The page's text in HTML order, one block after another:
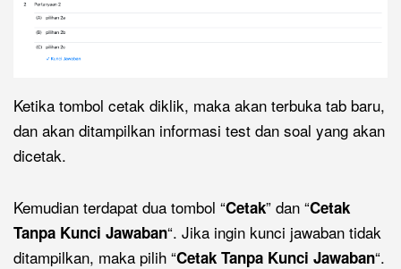
Ketika tombol cetak diklik, maka akan terbuka tab baru,
dan akan ditampilkan informasi test dan soal yang akan
dicetak.
Kemudian terdapat dua tombol “Cetak” dan “Cetak
Tanpa Kunci Jawaban“. Jika ingin kunci jawaban tidak
ditampilkan, maka pilih “Cetak Tanpa Kunci Jawaban“.